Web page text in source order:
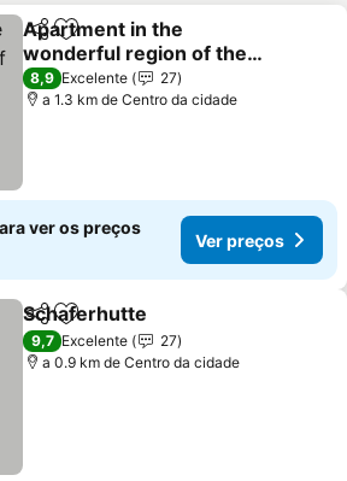
PartilharAdicionar aos favoritos
Apartment in the
wonderful region of the
rustic Krispl
Ver preços
8,9 Excelente
27
a 1.3 km de Centro da cidade
ver os preços
Ver preços
PartilharAdicionar aos favoritos
Schaferhutte
9,7 Excelente
27
a 0.9 km de Centro da cidade